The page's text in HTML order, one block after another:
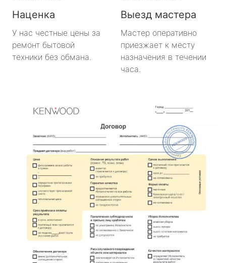
Наценка
У нас честные цены за
ремонт бытовой
техники без обмана.
Выезд мастера
Мастер оперативно
приезжает к месту
назначения в течении
часа.